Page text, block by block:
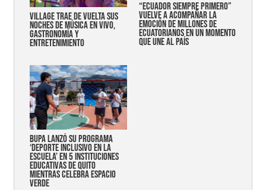
Village trae de vuelta sus
noches de música en vivo,
gastronomía y
entretenimiento
“Ecuador siempre primero”
vuelve a acompañar la
emoción de millones de
ecuatorianos en un momento
que une al país
Bupa lanzó su programa
‘Deporte Inclusivo en la
Escuela’ en 5 instituciones
educativas de Quito
mientras celebra espacio
verde